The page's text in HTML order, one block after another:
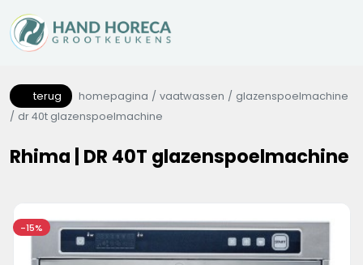
terug homepagina vaatwassen
glazenspoelmachine
dr 40t glazenspoelmachine
Rhima | DR 40T glazenspoelmachine
-15%